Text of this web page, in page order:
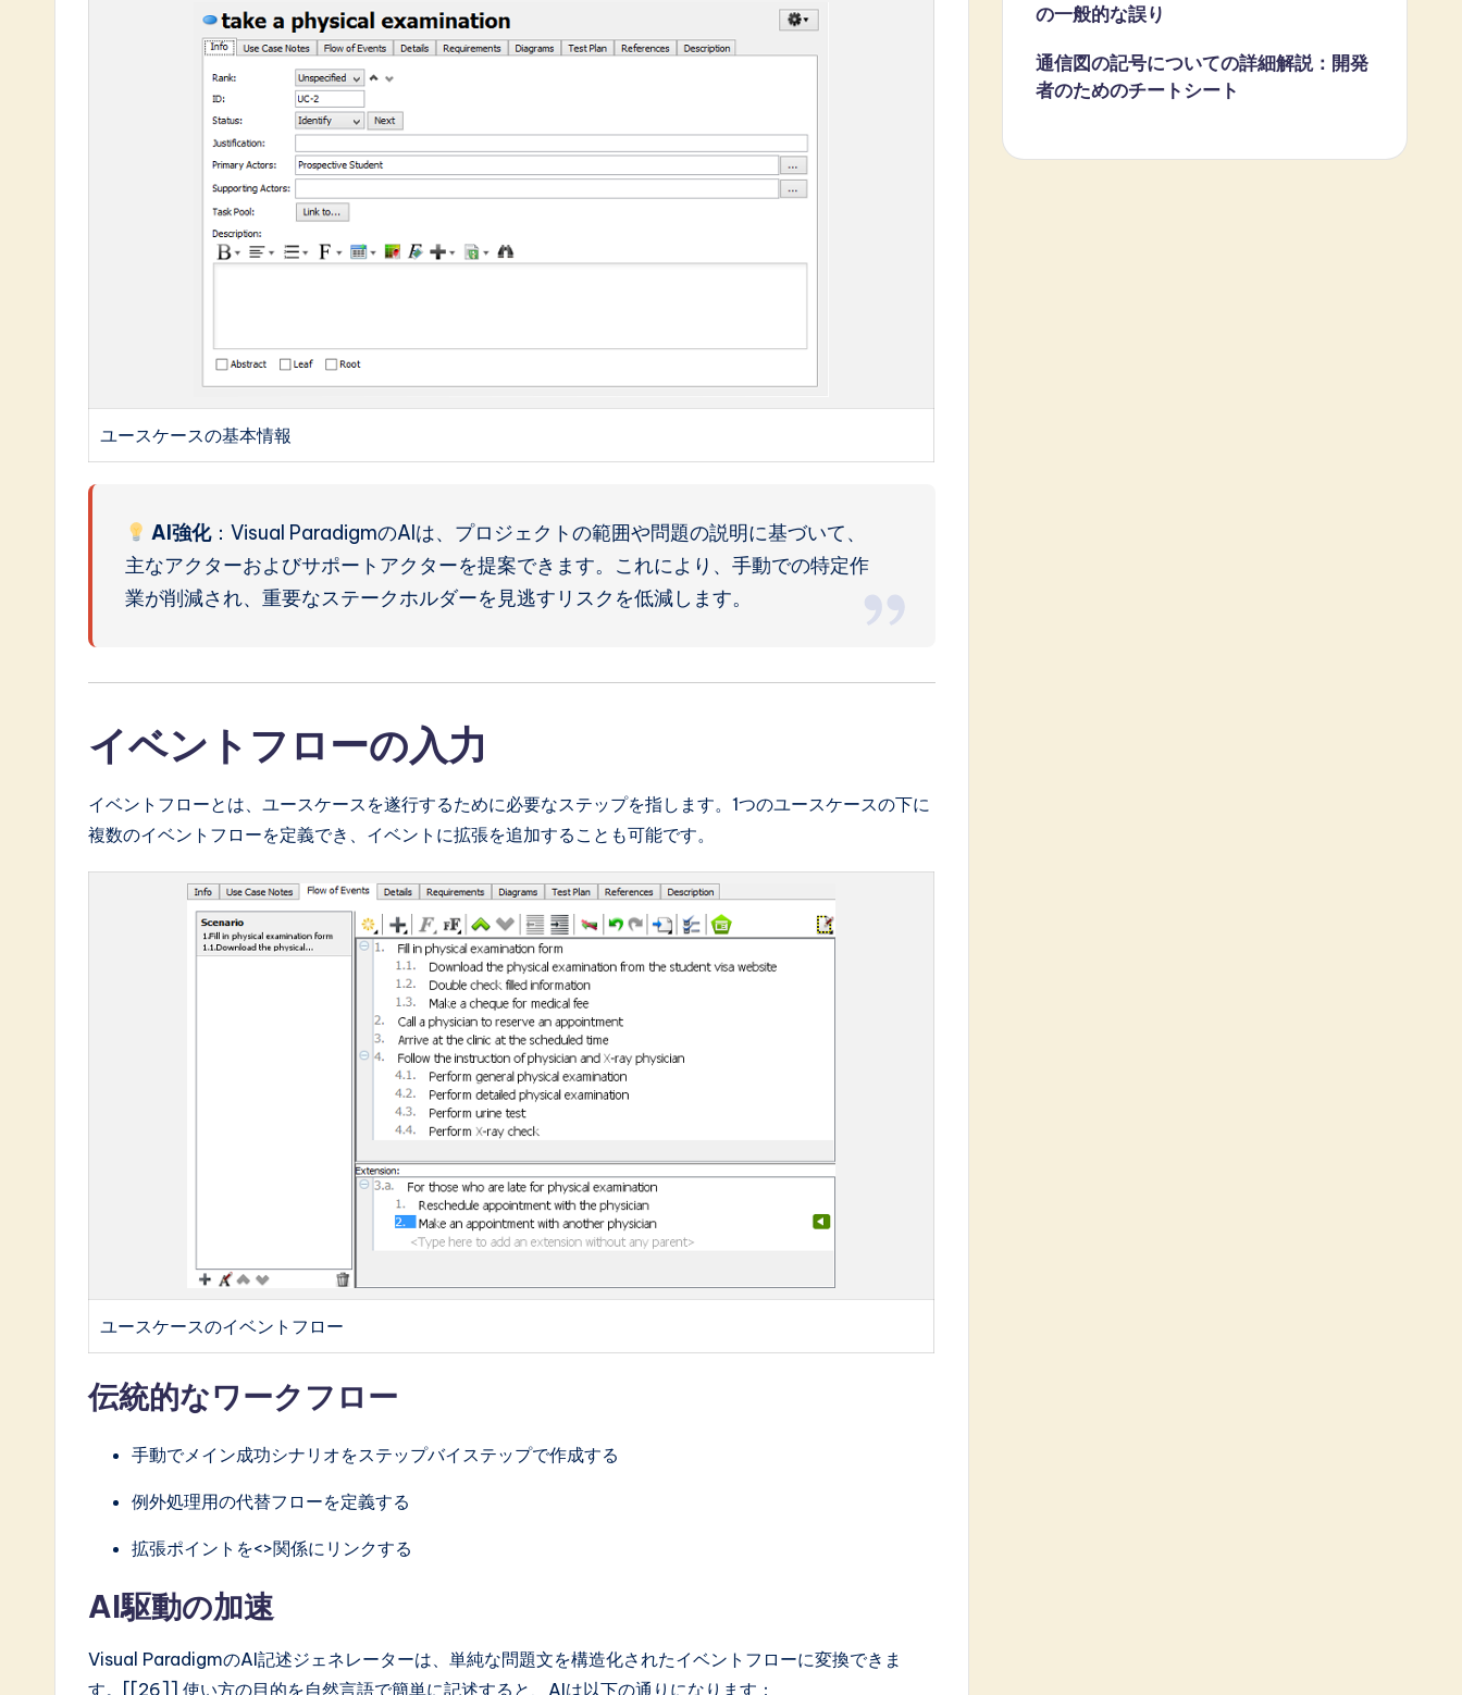
ユースケースの基本情報
AI強化：Visual ParadigmのAIは、プロジェクトの範囲や問題の説明に基づいて、
主なアクターおよびサポートアクターを提案できます。これにより、手動での特定作
業が削減され、重要なステークホルダーを見逃すリスクを低減します。
イベントフローの入力
イベントフローとは、ユースケースを遂行するために必要なステップを指します。1つのユースケースの下に
複数のイベントフローを定義でき、イベントに拡張を追加することも可能です。
ユースケースのイベントフロー
伝統的なワークフロー
手動でメイン成功シナリオをステップバイステップで作成する
例外処理用の代替フローを定義する
拡張ポイントを<>関係にリンクする
AI駆動の加速
Visual ParadigmのAI記述ジェネレーターは、単純な問題文を構造化されたイベントフローに変換できま
す。[[26]] 使い方の目的を自然言語で簡単に記述すると、AIは以下の通りになります：
の一般的な誤り
通信図の記号についての詳細解説：開発
者のためのチートシート